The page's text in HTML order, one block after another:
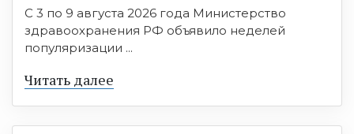
С 3 по 9 августа 2026 года Министерство
здравоохранения РФ объявило неделей
популяризации ...
Читать далее